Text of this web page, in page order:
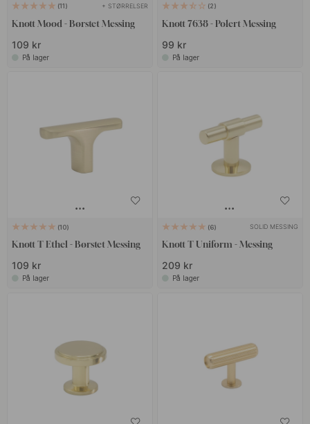
11 + STØRRELSER
Knott Mood - Børstet Messing
109 kr
På lager
2
Knott 7638 - Polert Messing
99 kr
På lager
10
Knott T Ethel - Børstet Messing
109 kr
På lager
6 SOLID MESSING
Knott T Uniform - Messing
209 kr
På lager